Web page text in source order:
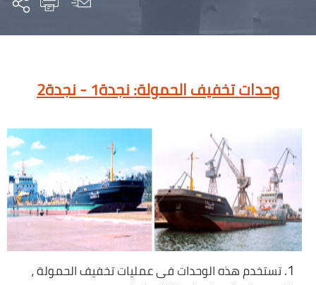
وحدات تخفيف الحمولة: نجدة1 - نجدة2
تستخدم هذه الوحدات فى عمليات تخفيف الحمولة ،